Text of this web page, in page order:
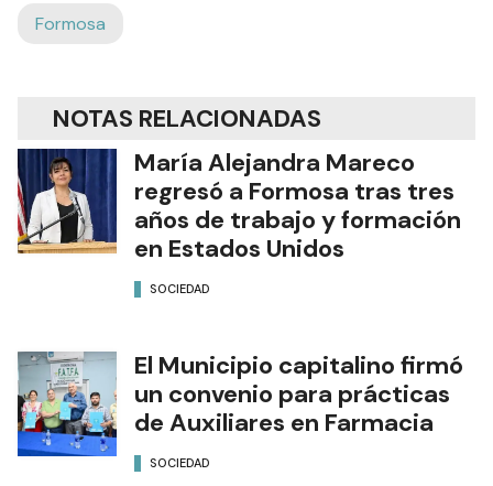
Formosa
NOTAS RELACIONADAS
María Alejandra Mareco
regresó a Formosa tras tres
años de trabajo y formación
en Estados Unidos
SOCIEDAD
El Municipio capitalino firmó
un convenio para prácticas
de Auxiliares en Farmacia
SOCIEDAD